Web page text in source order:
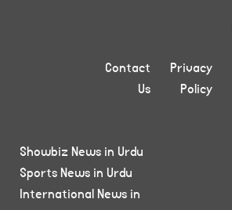
Privacy
Policy
Contact
Us
Showbiz News in Urdu
Sports News in Urdu
International News in